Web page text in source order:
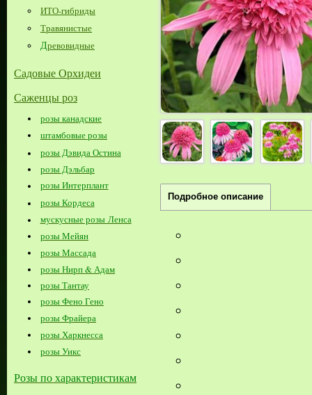
ИТО-гибриды
Травянистые
Древовидные
Садовые Орхидеи
Саженцы роз
розы канадские
штамбовые розы
розы Дэвида Остина
розы Дэльбар
розы Интерплант
розы Кордеса
мускусные розы Ленса
розы Мейян
розы Массада
розы Нирп & Адам
розы Тантау
розы Фено Гено
розы Фрайера
розы Харкнесса
розы Уикс
Розы по характеристикам
Подробное описание